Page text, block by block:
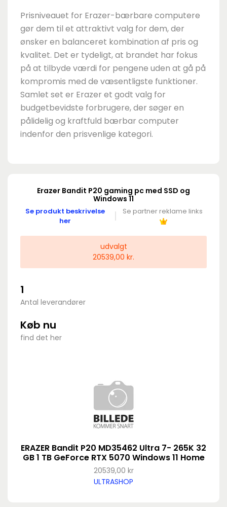
Prisniveauet for Erazer-bærbare computere
gør dem til et attraktivt valg for dem, der
ønsker en balanceret kombination af pris og
kvalitet. Det er tydeligt, at brandet har fokus
på at tilbyde værdi for pengene uden at gå på
kompromis med de væsentligste funktioner.
Samlet set er Erazer et godt valg for
budgetbevidste forbrugere, der søger en
pålidelig og kraftfuld bærbar computer
indenfor den prisvenlige kategori.
Erazer Bandit P20 gaming pc med SSD og
Windows 11
Se produkt beskrivelse
her
Se partner reklame links
udvalgt
20539,00 kr.
1
Antal leverandører
Køb nu
find det her
ERAZER Bandit P20 MD35462 Ultra 7- 265K 32
GB 1 TB GeForce RTX 5070 Windows 11 Home
20539,00 kr
ULTRASHOP